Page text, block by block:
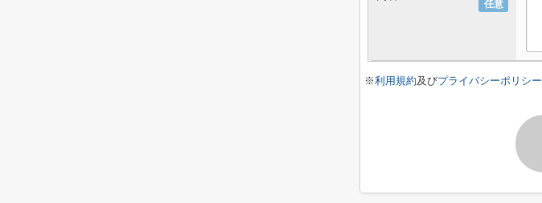
任意
※利用規約及びプライバシーポリシー